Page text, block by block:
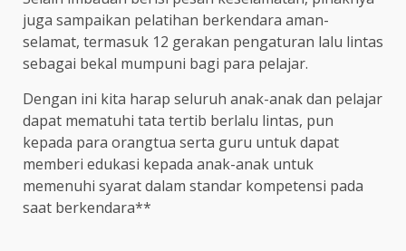
juga sampaikan pelatihan berkendara aman-
selamat, termasuk 12 gerakan pengaturan lalu lintas
sebagai bekal mumpuni bagi para pelajar.
Dengan ini kita harap seluruh anak-anak dan pelajar
dapat mematuhi tata tertib berlalu lintas, pun
kepada para orangtua serta guru untuk dapat
memberi edukasi kepada anak-anak untuk
memenuhi syarat dalam standar kompetensi pada
saat berkendara**